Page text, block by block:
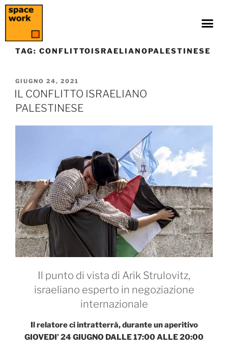
TAG: CONFLITTOISRAELIANOPALESTINESE
GIUGNO 24, 2021
IL CONFLITTO ISRAELIANO
PALESTINESE
Il punto di vista di Arik Strulovitz,
israeliano esperto in negoziazione
internazionale
Il relatore ci intratterrà, durante un aperitivo
GIOVEDI’ 24 GIUGNO DALLE 17:00 ALLE 20:00